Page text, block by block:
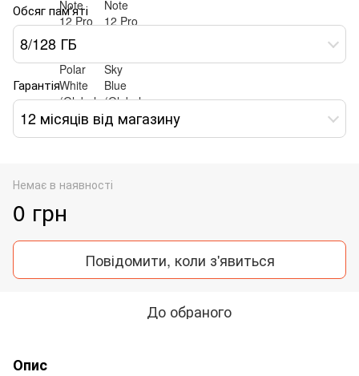
Обсяг пам'яті
8/128 ГБ
Гарантія
12 місяців від магазину
Немає в наявності
0 грн
Повідомити, коли з'явиться
До обраного
Опис